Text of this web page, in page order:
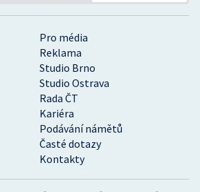
Pro média
Reklama
Studio Brno
Studio Ostrava
Rada ČT
Kariéra
Podávání námětů
Časté dotazy
Kontakty